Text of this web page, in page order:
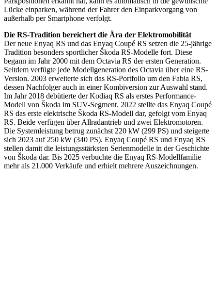
Lücke einparken, während der Fahrer den Einparkvorgang von
außerhalb per Smartphone verfolgt.
Die RS-Tradition bereichert die Ära der Elektromobilität
Der neue Enyaq RS und das Enyaq Coupé RS setzen die 25-jährige
Tradition besonders sportlicher Škoda RS-Modelle fort. Diese
begann im Jahr 2000 mit dem Octavia RS der ersten Generation.
Seitdem verfügte jede Modellgeneration des Octavia über eine RS-
Version. 2003 erweiterte sich das RS-Portfolio um den Fabia RS,
dessen Nachfolger auch in einer Kombiversion zur Auswahl stand.
Im Jahr 2018 debütierte der Kodiaq RS als erstes Performance-
Modell von Škoda im SUV-Segment. 2022 stellte das Enyaq Coupé
RS das erste elektrische Škoda RS-Modell dar, gefolgt vom Enyaq
RS. Beide verfügen über Allradantrieb und zwei Elektromotoren.
Die Systemleistung betrug zunächst 220 kW (299 PS) und steigerte
sich 2023 auf 250 kW (340 PS). Enyaq Coupé RS und Enyaq RS
stellen damit die leistungsstärksten Serienmodelle in der Geschichte
von Škoda dar. Bis 2025 verbuchte die Enyaq RS-Modellfamilie
mehr als 21.000 Verkäufe und erhielt mehrere Auszeichnungen.